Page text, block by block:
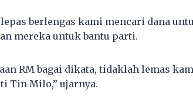
lepas berlengas kami mencari dana
mereka untuk bantu parti.
RM bagai dikata, tidaklah lemas
Tin Milo,” ujarnya.